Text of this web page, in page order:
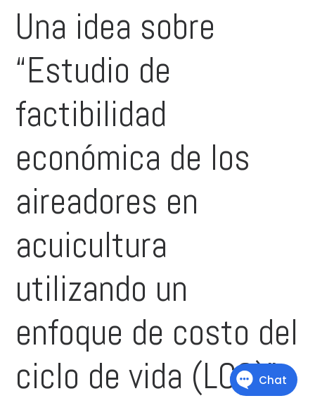
Una idea sobre
“Estudio de
factibilidad
económica de los
aireadores en
acuicultura
utilizando un
enfoque de costo del
ciclo de vida (LCC)”